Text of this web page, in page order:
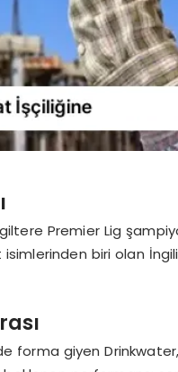
Premier Lig
isimlerinden biri olan
forma giyen Drinkwater,